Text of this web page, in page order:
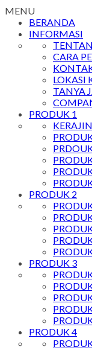
MENU
BERANDA
INFORMASI
CARA
LOKASI
TANYA
PRODUK 1
PRODUK 2
PRODUK 3
PRODUK 4